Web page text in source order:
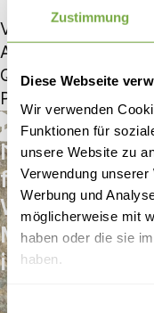
Zustimmung
Diese Webseite
Wir verwenden
Funktionen für
unsere Website zu
Verwendung
Werbung und
möglicherweise mit
haben oder die sie
haben.
Einwilligungsauswahl
Verschaffen Sie
Ansatz, unseren
Qualität unserer
Portfolio mit
Digitaler
für eine
Wahl bei
in der Schweiz